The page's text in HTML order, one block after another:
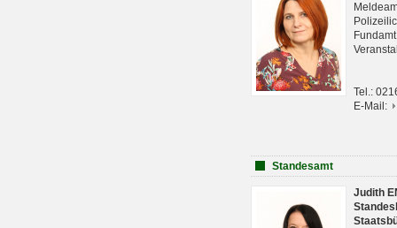
Tel.:
E-Mail:
Standesamt
Judith